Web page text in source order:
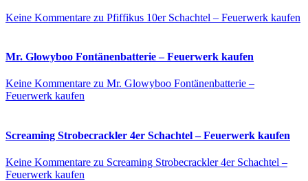
Keine Kommentare zu Pfiffikus 10er Schachtel – Feuerwerk kaufen
Mr. Glowyboo Fontänenbatterie – Feuerwerk kaufen
Keine Kommentare zu Mr. Glowyboo Fontänenbatterie –
Feuerwerk kaufen
Screaming Strobecrackler 4er Schachtel – Feuerwerk kaufen
Keine Kommentare zu Screaming Strobecrackler 4er Schachtel –
Feuerwerk kaufen